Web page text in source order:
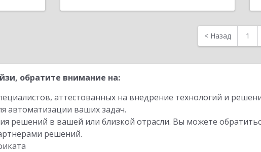
< Назад 1
обратите внимание на:
аттестованных на внедрение технологий и
автоматизации ваших задач.
решений в вашей или близкой отрасли. Вы можете
решений.